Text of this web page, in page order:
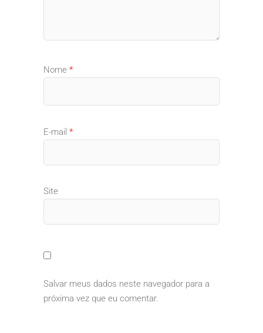
Nome *
E-mail *
Site
Salvar meus dados neste navegador para a
próxima vez que eu comentar.